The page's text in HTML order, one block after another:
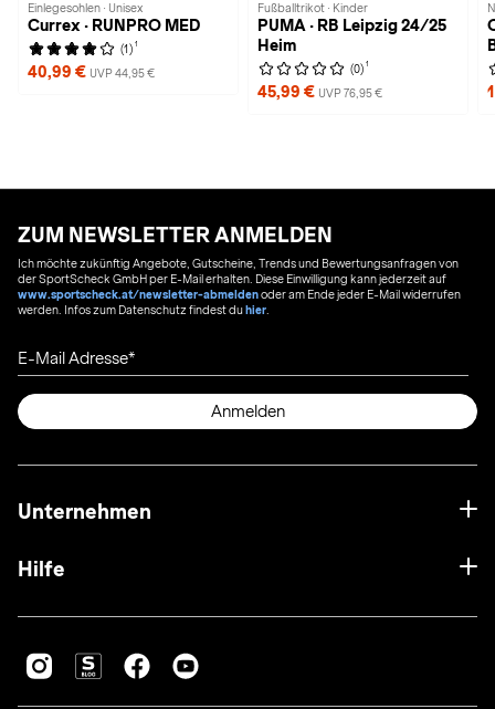
Einlegesohlen · Unisex
Currex · RUNPRO MED
(1) 1
40,99 € UVP 44,95 €
Fußballtrikot · Kinder
PUMA · RB Leipzig 24/25
Heim
(0) 1
45,99 € UVP 76,95 €
ZUM NEWSLETTER ANMELDEN
Ich möchte zukünftig Angebote, Gutscheine, Trends und Bewertungsanfragen von
der SportScheck GmbH per E-Mail erhalten. Diese Einwilligung kann jederzeit auf
www.sportscheck.at/newsletter-abmeldenoder am Ende jeder E-Mail widerrufen
werden. Infos zum Datenschutz findest duhier
E-Mail Adresse
Anmelden
Unternehmen
Hilfe